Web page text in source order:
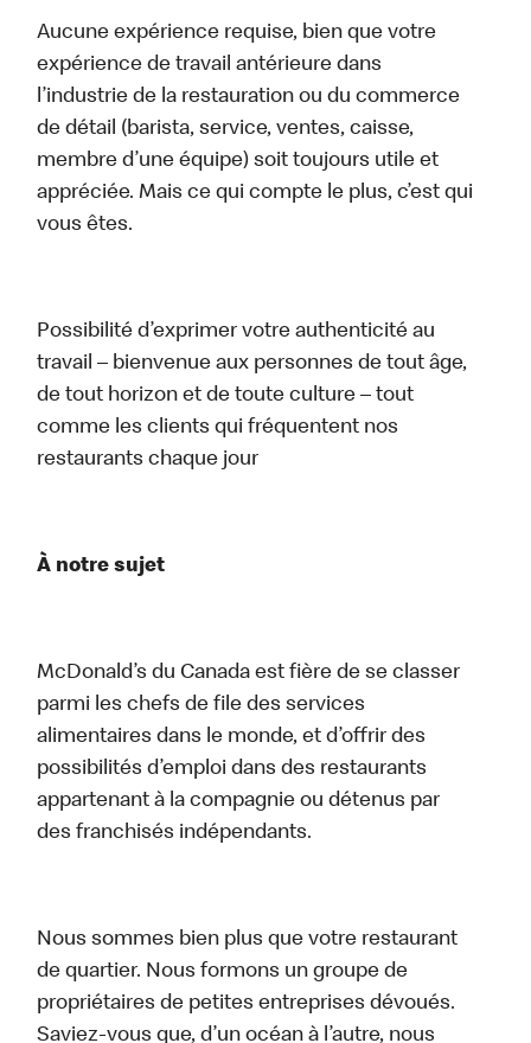
Aucune expérience requise, bien que votre
expérience de travail antérieure dans
l’industrie de la restauration ou du commerce
de détail (barista, service, ventes, caisse,
membre d’une équipe) soit toujours utile et
appréciée. Mais ce qui compte le plus, c’est qui
vous êtes.
Possibilité d’exprimer votre authenticité au
travail – bienvenue aux personnes de tout âge,
de tout horizon et de toute culture – tout
comme les clients qui fréquentent nos
restaurants chaque jour
À notre sujet
McDonald’s du Canada est fière de se classer
parmi les chefs de file des services
alimentaires dans le monde, et d’offrir des
possibilités d’emploi dans des restaurants
appartenant à la compagnie ou détenus par
des franchisés indépendants.
Nous sommes bien plus que votre restaurant
de quartier. Nous formons un groupe de
propriétaires de petites entreprises dévoués.
Saviez-vous que, d’un océan à l’autre, nous